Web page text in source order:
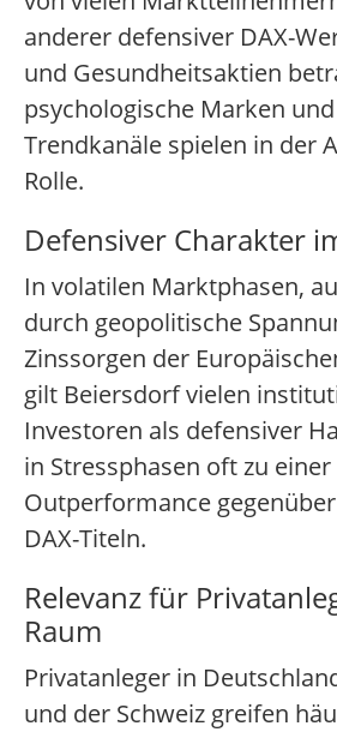
anderer defensiver DAX-
und Gesundheitsaktien
psychologische Marken
Trendkanäle spielen in der
Rolle.
Defensiver Charakter
In volatilen Marktphasen,
durch geopolitische
Zinssorgen der
gilt Beiersdorf vielen
Investoren als defensiver
in Stressphasen oft zu
Outperformance
DAX-Titeln.
Relevanz für
Raum
Privatanleger in
und der Schweiz greifen